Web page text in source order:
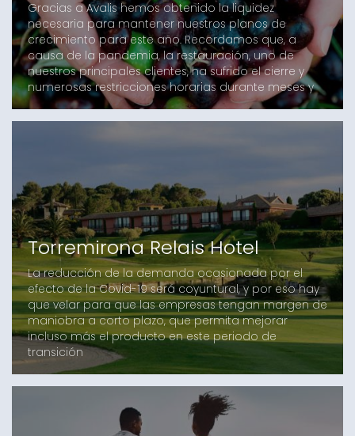
Gracias a Avalis hemos obtenido la liquidez
necesaria para mantener nuestros planos de
crecimiento para este año. Recordamos que, a
causa de la pandemia, la restauración, uno de
nuestros principales clientes, ha sufrido el cierre y
numerosas restricciones horarias durante meses y
meses, que ha afectado considerablemente el
consumo del aceite
Torremirona Relais Hotel
La reducción de la demanda ocasionada por el
efecto de la Covid-19 será coyuntural, y por eso hay
que velar para que las empresas tengan margen de
maniobra a corto plazo, que permita mejorar
incluso más el producto en este periodo de
transición